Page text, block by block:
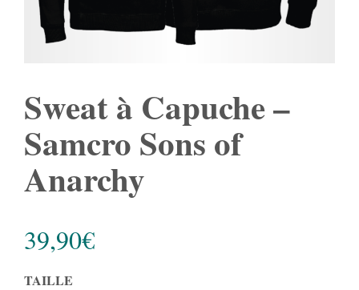
Sweat à Capuche –
Samcro Sons of
Anarchy
39,90€
TAILLE